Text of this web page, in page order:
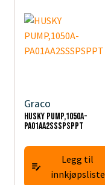
Graco
HUSKY PUMP,1050A-
PA01AA2SSSPSPPT
Legg til
innkjøpsliste